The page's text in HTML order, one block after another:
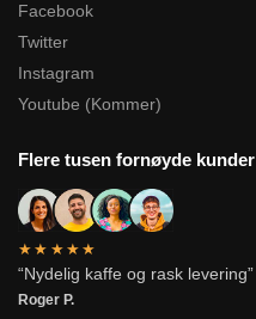
Facebook
Twitter
Instagram
Youtube (Kommer)
Flere tusen fornøyde kunder
★★★★★
“Nydelig kaffe og rask levering”
Roger P.